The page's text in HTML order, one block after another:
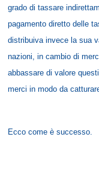
grado di tassare
pagamento diretto delle
distribuiva invece la sua
nazioni, in cambio di
abbassare di valore
merci in modo da
Ecco come è successo.